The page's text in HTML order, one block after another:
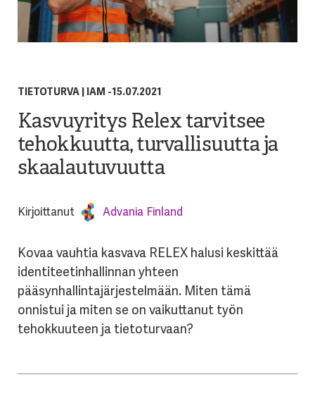
TIETOTURVA| IAM -15.07.2021
Kasvuyritys Relex tarvitsee
tehokkuutta, turvallisuutta ja
skaalautuvuutta
Kirjoittanut Advania Finland
Kovaa vauhtia kasvava RELEX halusi keskittää
identiteetinhallinnan yhteen
pääsynhallintajärjestelmään. Miten tämä
onnistui ja miten se on vaikuttanut työn
tehokkuuteen ja tietoturvaan?